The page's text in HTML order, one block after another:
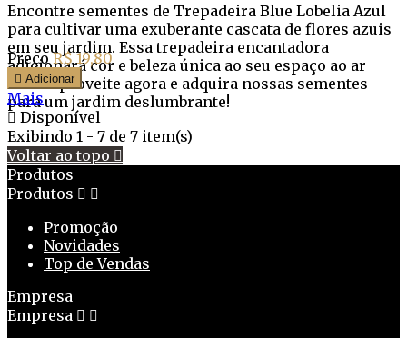
Encontre sementes de Trepadeira Blue Lobelia Azul
para cultivar uma exuberante cascata de flores azuis
em seu jardim. Essa trepadeira encantadora
adicionará cor e beleza única ao seu espaço ao ar
livre. Aproveite agora e adquira nossas sementes
para um jardim deslumbrante!
Preço R$ 19,80
 Adicionar
Mais
 Disponível
Exibindo 1 - 7 de 7 item(s)
Voltar ao topo 
Produtos
Produtos  
Promoção
Novidades
Top de Vendas
Empresa
Empresa  